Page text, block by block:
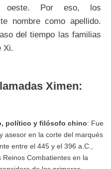
oeste. Por eso, los
nombre como apellido.
del tiempo las familias
Xi.
Ximen:
político y filósofo chino: Fue
asesor en la corte del marqués
entre el 445 y el 396 a.C.,
Combatientes en la